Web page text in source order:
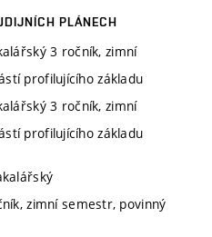
PLÁNECH
3 ročník, zimní
profilujícího základu
3 ročník, zimní
profilujícího základu
zimní semestr, povinný